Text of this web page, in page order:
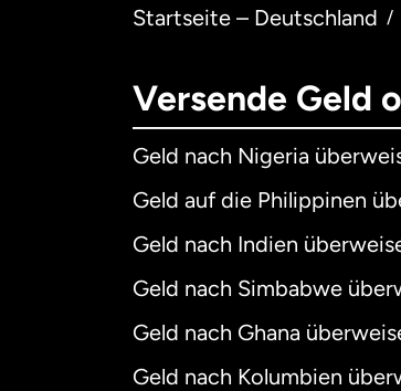
Startseite – Deutschland /
Versende Geld
Geld nach Nigeria
Geld auf die Philippinen
Geld nach Indien
Geld nach Simbabwe
Geld nach Ghana
Geld nach Kolumbien